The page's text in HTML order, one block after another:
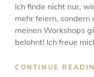
Ich finde nicht nur,
mehr feiern, sondern
meinen Workshops
belohnt! Ich freue
CONTINUE